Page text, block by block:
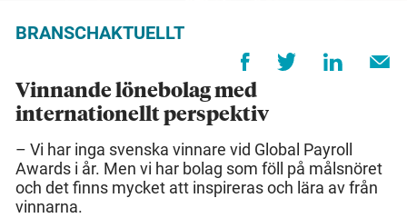
BRANSCHAKTUELLT
Vinnande lönebolag med
internationellt perspektiv
– Vi har inga svenska vinnare vid Global Payroll
Awards i år. Men vi har bolag som föll på målsnöret
och det finns mycket att inspireras och lära av från
vinnarna.